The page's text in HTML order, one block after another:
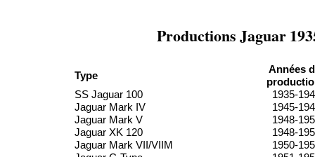
Productions Jaguar
Type
Années
SS Jaguar 100
1935-
Jaguar Mark IV
1945-
Jaguar Mark V
1948-
Jaguar XK 120
1948-
Jaguar Mark VII/VIIM
1950-